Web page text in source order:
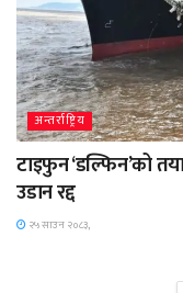
अन्तर्राष्ट्रिय
टाइफुन ‘डल्फिन’को
उडान रद्द
२५ साउन २०८३,